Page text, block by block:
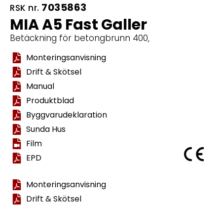
RSK nr. 7035863
MIA A5 Fast Galler
Betäckning för betongbrunn 400,
Monteringsanvisning
Drift & Skötsel
Manual
Produktblad
Byggvarudeklaration
Sunda Hus
Film
EPD
Monteringsanvisning
Drift & Skötsel